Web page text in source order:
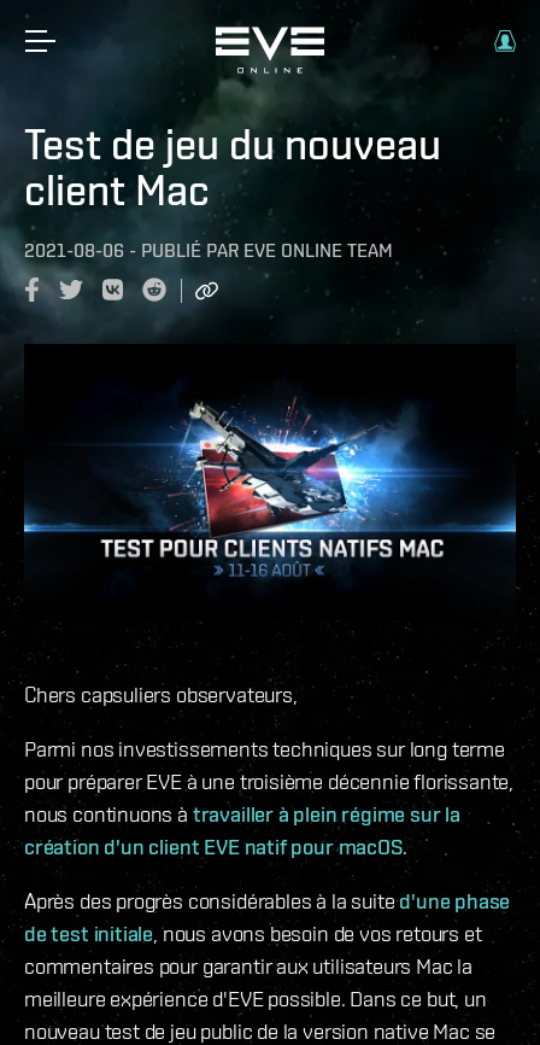
Test de jeu du nouveau
client Mac
2021-08-06 - PUBLIÉ PAR EVE ONLINE TEAM
Chers capsuliers observateurs,
Parmi nos investissements techniques sur long terme
pour préparer EVE à une troisième décennie florissante,
nous continuons à travailler à plein régime sur la
création d'un client EVE natif pour macOS.
Après des progrès considérables à la suited'une phase
de test initiale , nous avons besoin de vos retours et
commentaires pour garantir aux utilisateurs Mac la
meilleure expérience d'EVE possible. Dans ce but, un
nouveau test de jeu public de la version native Mac se